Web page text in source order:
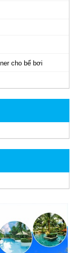
cho bể bơi